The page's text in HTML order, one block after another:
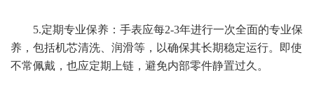
5.定期专业保养：手表应每2-3年进行一次全面的专业保
养，包括机芯清洗、润滑等，以确保其长期稳定运行。即使
不常佩戴，也应定期上链，避免内部零件静置过久。